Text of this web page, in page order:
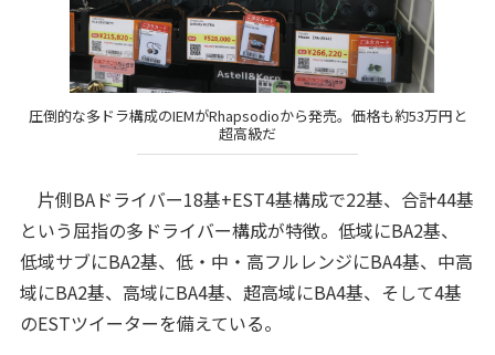
圧倒的な多ドラ構成のIEMがRhapsodioから発売。価格も約53万円と
超高級だ
片側BAドライバー18基+EST4基構成で22基、合計44基
という屈指の多ドライバー構成が特徴。低域にBA2基、
低域サブにBA2基、低・中・高フルレンジにBA4基、中高
域にBA2基、高域にBA4基、超高域にBA4基、そして4基
のESTツイーターを備えている。